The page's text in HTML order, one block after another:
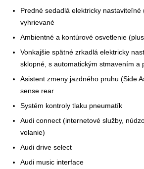
Predné sedadlá elektricky
vyhrievané
Ambientné a kontúrové osvetlenie
Vonkajšie spätné zrkadlá elektricky
sklopné, s automatickým stmavením a
Asistent zmeny jazdného pruhu (Side
sense rear
Systém kontroly tlaku pneumatík
Audi connect (internetové služby,
volanie)
Audi drive select
Audi music interface